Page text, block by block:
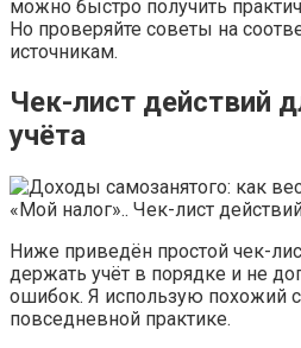
можно быстро получить
Но проверяйте советы на
источникам.
Чек-лист действий
учёта
Ниже приведён простой чек-
держать учёт в порядке и не
ошибок. Я использую похожий
повседневной практике.